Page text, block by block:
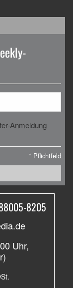
Anmeldung
* Pflichtfeld
8205
Uhr,